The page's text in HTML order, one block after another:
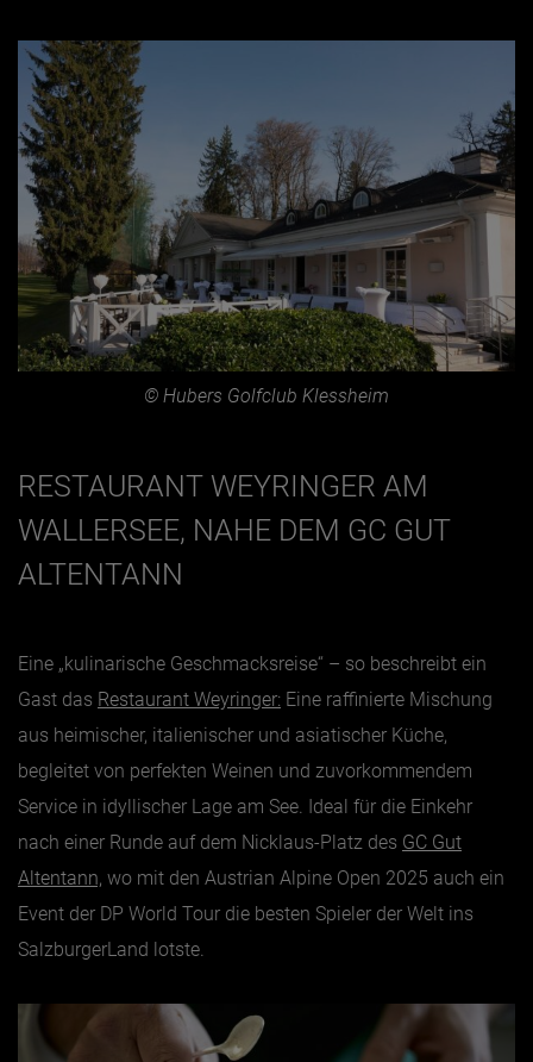
© Hubers Golfclub Klessheim
RESTAURANT WEYRINGER AM
WALLERSEE, NAHE DEM GC GUT
ALTENTANN
Eine „kulinarische Geschmacksreise“ – so beschreibt ein
Gast das Restaurant Weyringer: Eine raffinierte Mischung
aus heimischer, italienischer und asiatischer Küche,
begleitet von perfekten Weinen und zuvorkommendem
Service in idyllischer Lage am See. Ideal für die Einkehr
nach einer Runde auf dem Nicklaus-Platz des GC Gut
Altentann, wo mit den Austrian Alpine Open 2025 auch ein
Event der DP World Tour die besten Spieler der Welt ins
SalzburgerLand lotste.